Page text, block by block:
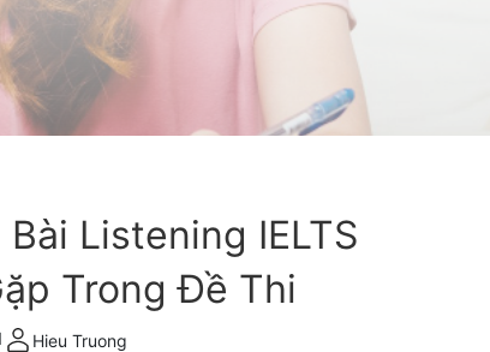
Listening IELTS
Trong Đề Thi
Hieu Truong